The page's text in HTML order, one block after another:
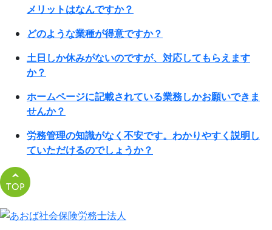
メリットはなんですか？
どのような業種が得意ですか？
土日しか休みがないのですが、対応してもらえます
か？
ホームページに記載されている業務しかお願いできま
せんか？
労務管理の知識がなく不安です。わかりやすく説明し
ていただけるのでしょうか？